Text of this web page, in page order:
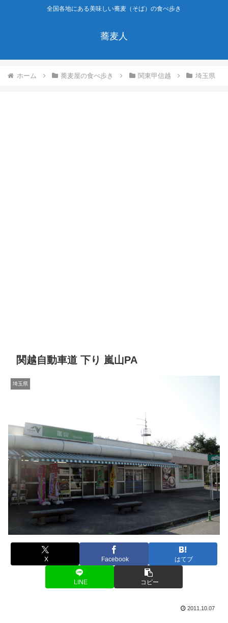
全国各地にある美味しい蕎麦（そば）の食べ歩き
蕎麦人
ホーム 蕎麦屋の食べ歩き 関東甲信越 埼玉県
関越自動車道 下り 嵐山PA
埼玉県
X Facebook はてブ
LINE コピー
2011.10.07